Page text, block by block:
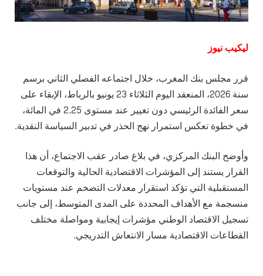
ليكيب نيوز
قرر مجلس بنك المغرب، خلال اجتماعه الفصلي الثاني برسم
سنة 2026، المنعقد اليوم الثلاثاء 23 يونيو بالرباط، الإبقاء على
سعر الفائدة الرئيسي دون تغيير عند مستوى 2.25 في المائة،
في خطوة تعكس استمرار نهج الحذر في تدبير السياسة النقدية.
وأوضح البنك المركزي، في بلاغ صادر عقب الاجتماع، أن هذا
القرار يستند إلى المؤشرات الاقتصادية الحالية والتوقعات
المستقبلية التي تؤكد استقرار معدلات التضخم عند مستويات
منسجمة مع الأهداف المحددة على المدى المتوسط، إلى جانب
تسجيل الاقتصاد الوطني مؤشرات إيجابية ومواصلة مختلف
القطاعات الاقتصادية مسار الانتعاش التدريجي.